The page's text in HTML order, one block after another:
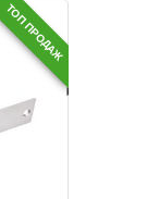
ТОП ПРОДАЖ